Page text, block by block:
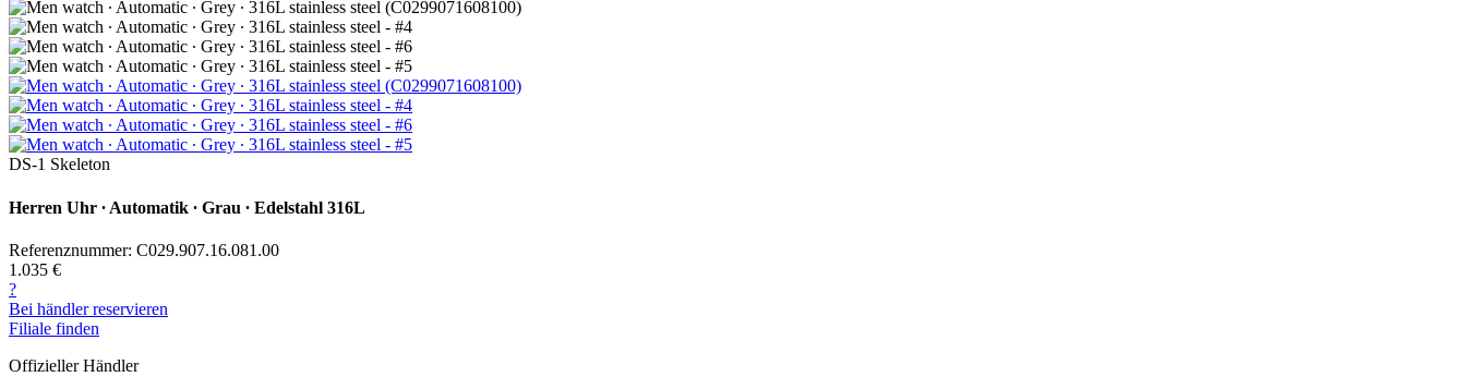
DS-1 Skeleton
Herren Uhr ∙ Automatik ∙ Grau ∙ Edelstahl 316L
Referenznummer: C029.907.16.081.00
1.035 €
?
Bei händler reservieren
Filiale finden
Offizieller Händler